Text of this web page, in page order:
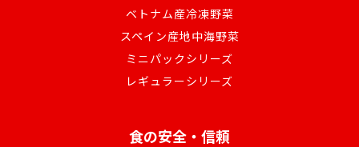
ベトナム産冷凍野菜
スペイン産地中海野菜
ミニパックシリーズ
レギュラーシリーズ
食の安全・信頼